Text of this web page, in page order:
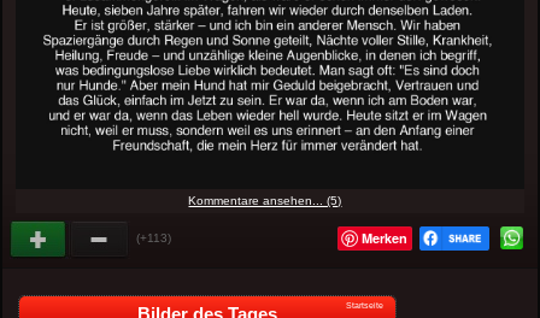
Kommentare ansehen... (5)
(+113) Merken
Bilder des Tages Startseite